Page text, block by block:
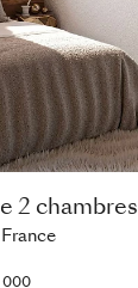
2 chambres
000